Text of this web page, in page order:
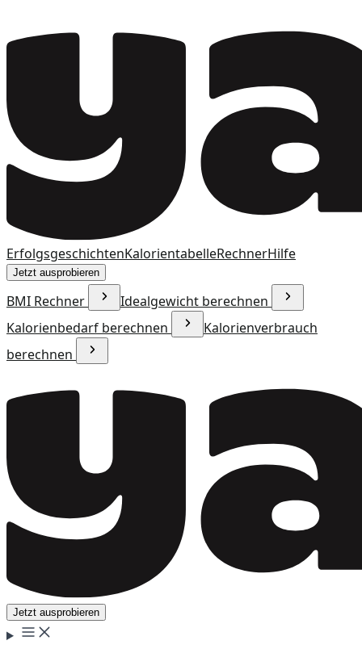
ErfolgsgeschichtenKalorientabelleRechnerHilfe
Jetzt ausprobieren
BMI Rechner
Idealgewicht berechnen
Kalorienbedarf berechnen
Kalorienverbrauch
berechnen
Jetzt ausprobieren